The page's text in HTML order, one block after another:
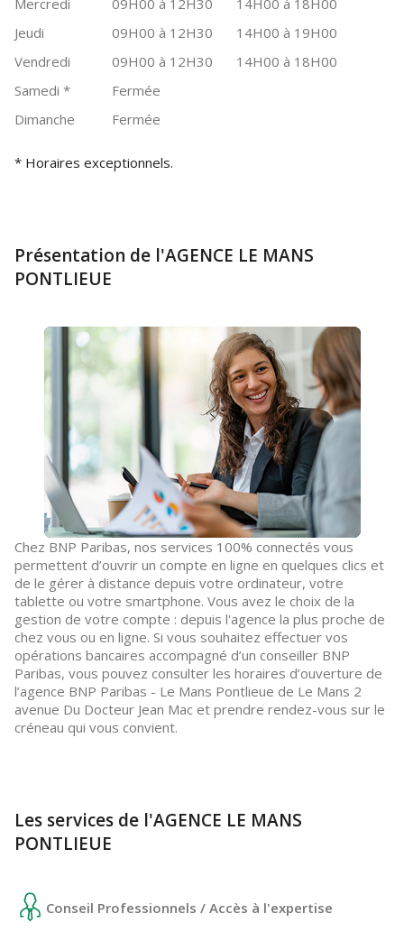
Mercredi
09H00 à 12H30
14H00 à 18H00
Jeudi
09H00 à 12H30
14H00 à 19H00
Vendredi
09H00 à 12H30
14H00 à 18H00
Samedi *
Fermée
Dimanche
Fermée
* Horaires exceptionnels.
Présentation de l'AGENCE LE MANS
PONTLIEUE
Chez BNP Paribas, nos services 100% connectés vous
permettent d’ouvrir un compte en ligne en quelques clics et
de le gérer à distance depuis votre ordinateur, votre
tablette ou votre smartphone. Vous avez le choix de la
gestion de votre compte : depuis l'agence la plus proche de
chez vous ou en ligne. Si vous souhaitez effectuer vos
opérations bancaires accompagné d’un conseiller BNP
Paribas, vous pouvez consulter les horaires d’ouverture de
l’agence BNP Paribas - Le Mans Pontlieue de Le Mans 2
avenue Du Docteur Jean Mac et prendre rendez-vous sur le
créneau qui vous convient.
Les services de l'AGENCE LE MANS
PONTLIEUE
Conseil Professionnels / Accès à l'expertise